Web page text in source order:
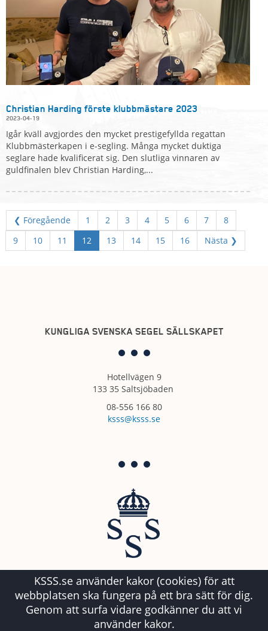
Christian Harding förste klubbmästare 2023
2023-04-19
Igår kväll avgjordes den mycket prestigefyllda regattan
Klubbmästerkapen i e-segling. Många mycket duktiga
seglare hade kvalificerat sig. Den slutliga vinnaren av
guldfinalen blev Christian Harding,...
❮ Föregående 1 2 3 4 5 6 7
8
9
10 11 12 13 14 15 16 Nästa ❯
KSSS.se använder kakor (cookies) för att
webbplatsen ska fungera på ett bra sätt för dig.
Genom att surfa vidare godkänner du att vi
använder kakor.
KUNGLIGA SVENSKA SEGEL SÄLLSKAPET
Hotellvägen 9
133 35 Saltsjöbaden
08-556 166 80
ksss@ksss.se